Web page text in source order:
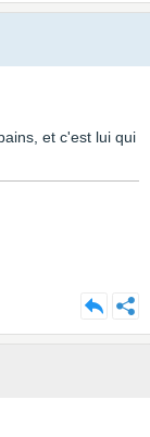
et c'est lui qui